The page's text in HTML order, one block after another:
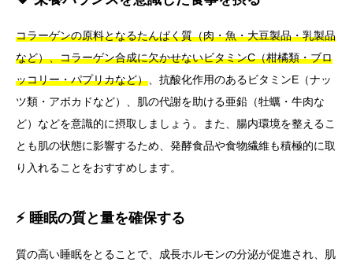
コラーゲンの原料となるたんぱく質（肉・魚・大豆製品・乳製品
など）、コラーゲン合成に欠かせないビタミンC（柑橘類・ブロ
ッコリー・パプリカなど）、抗酸化作用のあるビタミンE（ナッ
ツ類・アボカドなど）、肌の代謝を助ける亜鉛（牡蠣・牛肉な
ど）などを意識的に摂取しましょう。また、腸内環境を整えるこ
とも肌の状態に影響するため、発酵食品や食物繊維も積極的に取
り入れることをおすすめします。
⚡ 睡眠の質と量を確保する
質の高い睡眠をとることで、成長ホルモンの分泌が促進され、肌